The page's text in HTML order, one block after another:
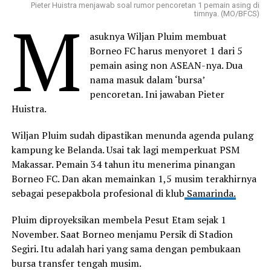
Pieter Huistra menjawab soal rumor pencoretan 1 pemain asing di
timnya. (MO/BFCS)
M
asuknya Wiljan Pluim membuat
Borneo FC harus menyoret 1 dari 5
pemain asing non ASEAN-nya. Dua
nama masuk dalam ‘bursa’
pencoretan. Ini jawaban Pieter
Huistra.
Wiljan Pluim sudah dipastikan menunda agenda pulang
kampung ke Belanda. Usai tak lagi memperkuat PSM
Makassar. Pemain 34 tahun itu menerima pinangan
Borneo FC. Dan akan memainkan 1,5 musim terakhirnya
sebagai pesepakbola profesional di klub Samarinda.
Pluim diproyeksikan membela Pesut Etam sejak 1
November. Saat Borneo menjamu Persik di Stadion
Segiri. Itu adalah hari yang sama dengan pembukaan
bursa transfer tengah musim.